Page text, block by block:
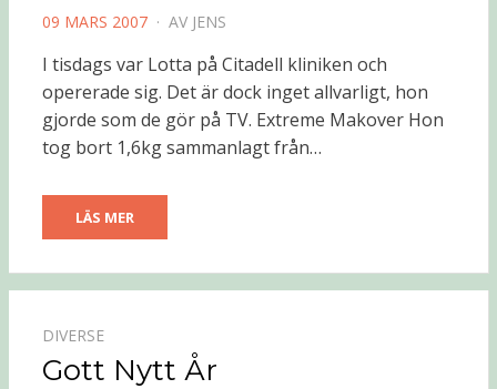
PUBLICERAD
09 MARS 2007 AV JENS
I tisdags var Lotta på Citadell kliniken och
opererade sig. Det är dock inget allvarligt, hon
gjorde som de gör på TV. Extreme Makover Hon
tog bort 1,6kg sammanlagt från…
LÄS MER
DIVERSE
Gott Nytt År